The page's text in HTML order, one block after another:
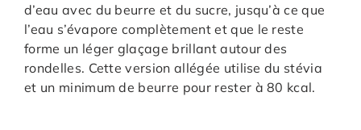
d’eau avec du beurre et du sucre, jusqu’à ce que
l’eau s’évapore complètement et que le reste
forme un léger glaçage brillant autour des
rondelles. Cette version allégée utilise du stévia
et un minimum de beurre pour rester à 80 kcal.